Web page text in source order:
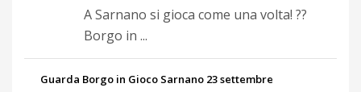
A Sarnano si gioca come una volta! ??
Borgo in ...
Guarda Borgo in Gioco Sarnano 23 settembre